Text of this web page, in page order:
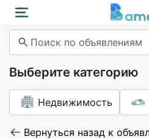
Поиск по объявлениям
Выберите категорию
Недвижимость
Вернуться назад к